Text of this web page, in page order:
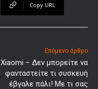
Copy URL
Επόμενο άρθρο
Xiaomi – Δεν μπορείτε να
φανταστείτε τι συσκευή
έβγαλε πάλι! Με τι σας